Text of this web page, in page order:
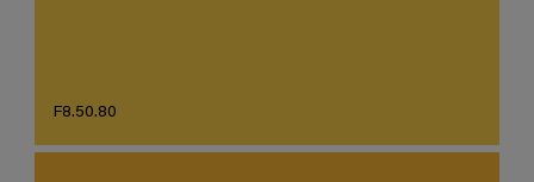
F8.50.80